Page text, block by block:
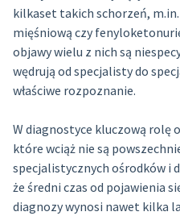
kilkaset takich schorzeń,
mięśniową czy
objawy wielu z nich są
wędrują od specjalisty do
właściwe rozpoznanie.
W diagnostyce kluczową rolę
które wciąż nie są
specjalistycznych ośrodków i
że średni czas od pojawienia
diagnozy wynosi nawet kilka